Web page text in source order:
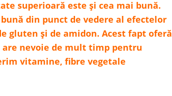
superioară este și cea mai bună.
din punct de vedere al efectelor
gluten și de amidon. Acest fapt oferă
nevoie de mult timp pentru
vitamine, fibre vegetale